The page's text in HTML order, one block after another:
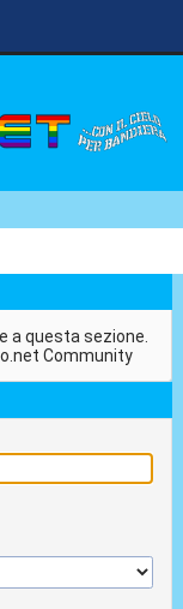
a questa sezione.
Community